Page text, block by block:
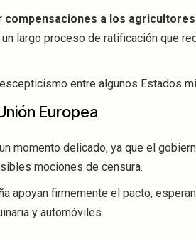
compensaciones a los agricultores
largo proceso de ratificación que
entre algunos Estados
Europea
momento delicado, ya que el
mociones de censura.
apoyan firmemente el pacto,
y automóviles.